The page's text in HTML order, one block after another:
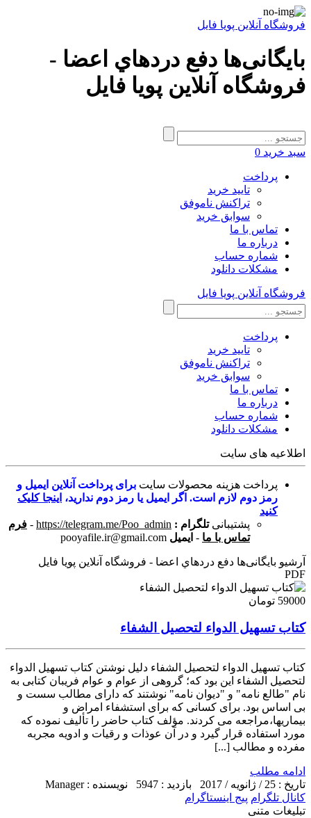
فروشگاه آنلاین پویا فایل
بایگانی‌ها دفع دردهاي اعضا -
فروشگاه آنلاین پویا فایل
سبد خرید 0
پرداخت
تایید خرید
تراکنش ناموفق
سوابق خرید
تماس با ما
درباره ما
شماره حساب
مشکلات دانلود
فروشگاه آنلاین پویا فایل
پرداخت
تایید خرید
تراکنش ناموفق
سوابق خرید
تماس با ما
درباره ما
شماره حساب
مشکلات دانلود
اطلاعیه های سایت
پرداخت هزینه محصولات سایت برای پرداخت آنلاین ایمیل و
رمز دوم لازم است. اگر ایمیل یا رمز دوم ندارید، اینجا کلیک
کنید
پشتیبانی تلگرام : https://telegram.me/Poo_admin
- فرم
تماس با ما - ایمیل pooyafile.ir@gmail.com
آرشیو بایگانی‌ها دفع دردهاي اعضا - فروشگاه آنلاین پویا فایل
PDF
59000 تومان
کتاب تسهیل الدواء لتحصیل الشفاء
کتاب تسهیل الدواء لتحصیل الشفاء دلیل نوشتن کتاب تسهیل الدواء
لتحصیل الشفاء این بود که؛ گروهی از عوام و عوام فریبان کتابی به
نام "طالع نامه" و "دیوان نامه" نوشتند که دارای مطالب سست و
بی اساس بود. برای کسانی که برای استشفاء امراض و
بیماریها،مراجعه می کردند. مؤلف کتاب حاضر را تألیف نموده که
مورد استفاده قرار گیرد و در آن عوذات و رقیات و ادویه مجربه
مفرده و مطالب [...]
ادامه مطلب
تاریخ : 25 / ژانویه / 2017
بازدید : 5947
نویسنده : Manager
کانال تلگرام پیج اینستاگرام
تبلیغات متنی